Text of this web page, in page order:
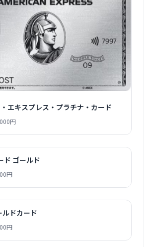
エキスプレス・プラチナ・カード
円
ド ゴールド
円
ルドカード
円